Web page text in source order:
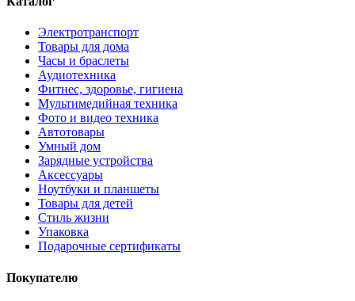
Электротранспорт
Товары для дома
Часы и браслеты
Аудиотехника
Фитнес, здоровье, гигиена
Мультимедийная техника
Фото и видео техника
Автотовары
Умный дом
Зарядные устройства
Аксессуары
Ноутбуки и планшеты
Товары для детей
Стиль жизни
Упаковка
Подарочные сертификаты
Покупателю